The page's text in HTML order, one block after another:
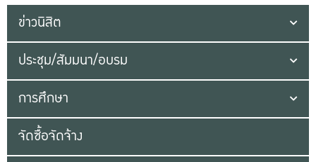
ข่าวนิสิต
ประชุม/สัมมนา/อบรม
การศึกษา
จัดซื้อจัดจ้าง